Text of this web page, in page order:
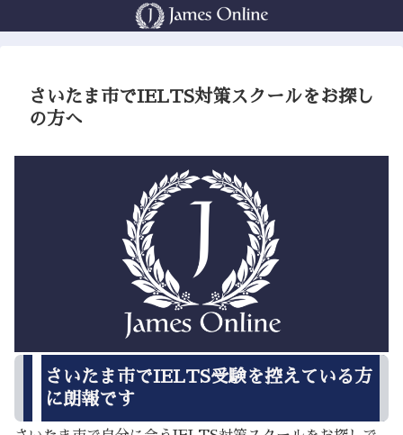
さいたま市でIELTS対策スクールをお探し
の方へ
さいたま市でIELTS受験を控えている方
に朗報です